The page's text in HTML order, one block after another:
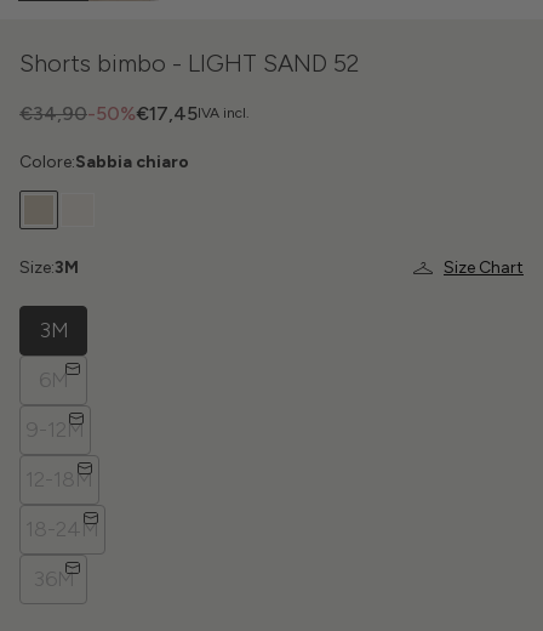
Shorts bimbo - LIGHT SAND 52
IVA incl.
-50%
€34,90 €17,45
Colore:Sabbia chiaro
Size Chart
Size:3M
3M
6M
9-12M
12-18M
18-24M
36M